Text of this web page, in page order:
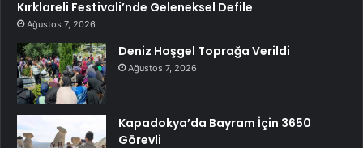
Kırklareli Festivali’nde Geleneksel Defile
Ağustos 7, 2026
Deniz Hoşgel Toprağa Verildi
Ağustos 7, 2026
Kapadokya’da Bayram İçin 3650
Görevli